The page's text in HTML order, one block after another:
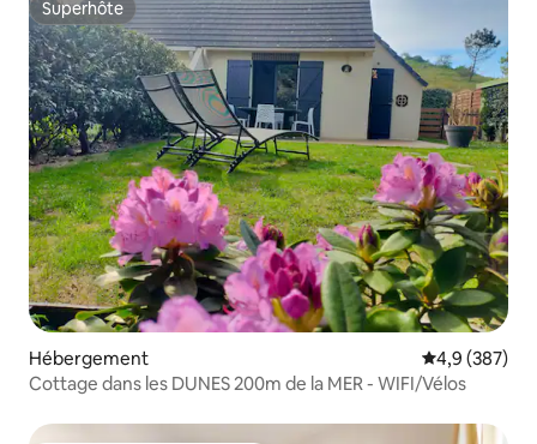
Superhôte
Superhôte
Hébergement Évaluation
4,9 (387)
Cottage dans les DUNES 200m de la MER - WIFI/Vélos